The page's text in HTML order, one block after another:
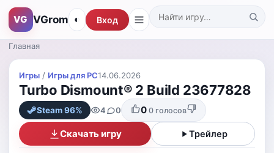
VG VGrom Поиск по каталогу
◐ Вход
Главная
Игры / Игры для PС14.06.2026
Turbo Dismount® 2 Build 23677828
Steam 96% 4 0 0 0 голосов
Скачать игру Трейлер